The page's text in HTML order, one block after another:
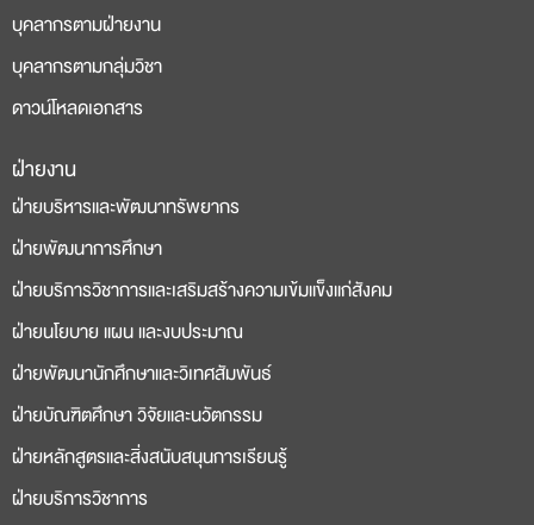
บุคลากรตามฝ่ายงาน
บุคลากรตามกลุ่มวิชา
ดาวน์โหลดเอกสาร
deneme
bonusu
casino
siteleri
ฝ่ายงาน
ฝ่ายบริหารและพัฒนาทรัพยากร
ฝ่ายพัฒนาการศึกษา
ฝ่ายบริการวิชาการและเสริมสร้างความเข้มแข็งแก่สังคม
ฝ่ายนโยบาย แผน และงบประมาณ
ฝ่ายพัฒนานักศึกษาและวิเทศสัมพันธ์
ฝ่ายบัณฑิตศึกษา วิจัยและนวัตกรรม
ฝ่ายหลักสูตรและสิ่งสนับสนุนการเรียนรู้
ฝ่ายบริการวิชาการ